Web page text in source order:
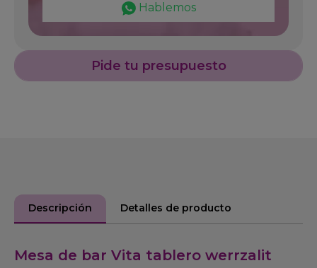
Hablemos
Pide tu presupuesto
Descripción Detalles de producto
Mesa de bar Vita tablero werrzalit